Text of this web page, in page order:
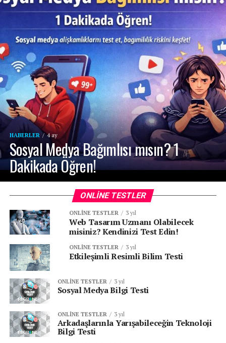
HABERLER 4 ay
Sosyal Medya Bağımlısı mısın? 1
Dakikada Öğren!
ONLINE TESTLER
ONLINE TESTLER 3 yıl
Web Tasarım Uzmanı Olabilecek
misiniz? Kendinizi Test Edin!
ONLINE TESTLER 3 yıl
Etkileşimli Resimli Bilim Testi
ONLINE TESTLER 3 yıl
Sosyal Medya Bilgi Testi
ONLINE TESTLER 3 yıl
Arkadaşlarınla Yarışabileceğin Teknoloji
Bilgi Testi